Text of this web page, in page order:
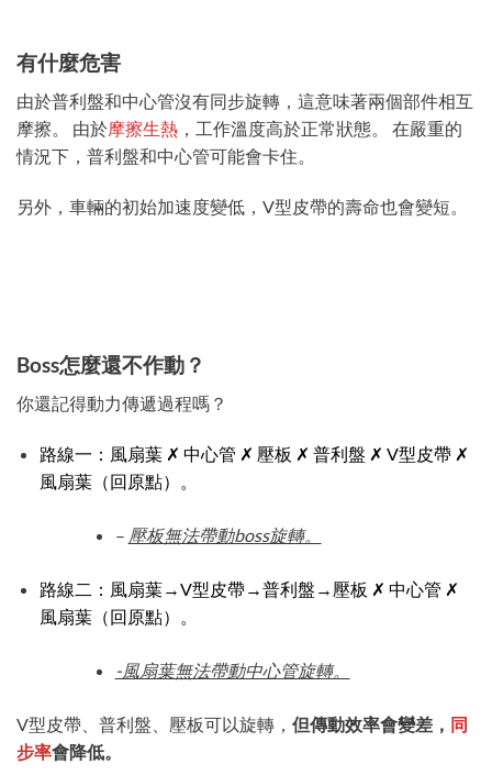
有什麼危害
由於普利盤和中心管沒有同步旋轉，這意味著兩個部件相互
摩擦。 由於摩擦生熱 ，工作溫度高於正常狀態。 在嚴重的
情況下，普利盤和中心管可能會卡住。
另外，車輛的初始加速度變低，V型皮帶的壽命也會變短。
Boss怎麼還不作動？
你還記得動力傳遞過程嗎？
路線一：風扇葉 ✗ 中心管 ✗ 壓板 ✗ 普利盤 ✗ V型皮帶 ✗
風扇葉（回原點）。
– 壓板無法帶動boss旋轉。
路線二：風扇葉→V型皮帶→普利盤→壓板 ✗ 中心管 ✗
風扇葉（回原點）。
-風扇葉無法帶動中心管旋轉。
V型皮帶、普利盤、壓板可以旋轉， 但傳動效率會變差， 同
步率會降低。